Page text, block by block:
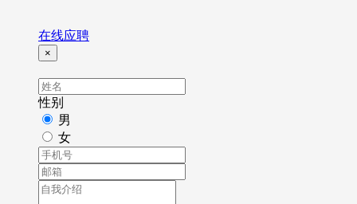
在线应聘
×
性别
男
女